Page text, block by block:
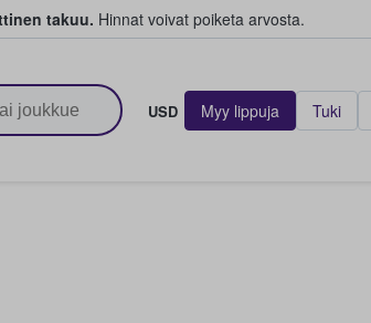
takuu. Hinnat voivat poiketa arvosta.
USD Myy lippuja Tuki